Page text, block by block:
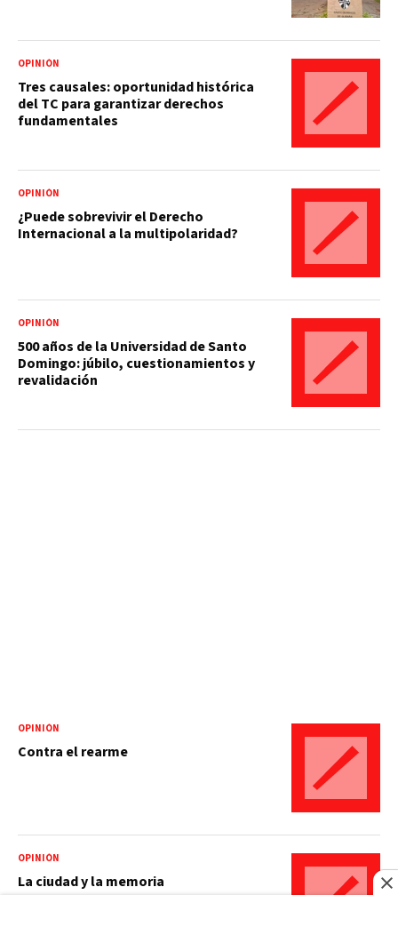
OPINIÓN
Tres causales: oportunidad histórica
del TC para garantizar derechos
fundamentales
OPINIÓN
¿Puede sobrevivir el Derecho
Internacional a la multipolaridad?
OPINIÓN
500 años de la Universidad de Santo
Domingo: júbilo, cuestionamientos y
revalidación
OPINIÓN
Contra el rearme
OPINIÓN
La ciudad y la memoria